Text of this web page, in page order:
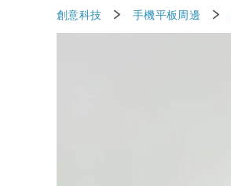
創意科技 手機平板周邊